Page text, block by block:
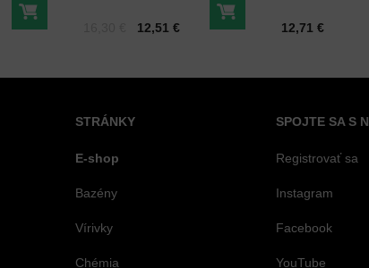
Do košíkaCena s DPH12,51 €
Pred zľavou: Do košíkaCena s DPH
12,71 €
STRÁNKY
E-shop
Bazény
Vírivky
Chémia
SPOJTE SA S
Registrovať sa
Instagram
Facebook
YouTube